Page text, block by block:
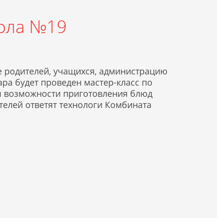
№19
учащихся, администрацию
будет проведен мастер-класс по
приготовления блюд
ответят технологи Комбината